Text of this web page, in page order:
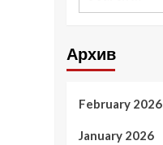
Архив
February 2026
January 2026